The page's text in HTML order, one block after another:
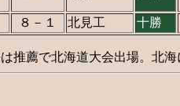
８－１ 北見工 十勝
推薦で北海道大会出場。北